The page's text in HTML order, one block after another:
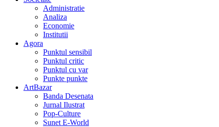
Administratie
Analiza
Economie
Institutii
Agora
Punktul sensibil
Punktul critic
Punktul cu var
Punkte punkte
ArtBazar
Banda Desenata
Jurnal Ilustrat
Pop-Culture
Sunet E-World